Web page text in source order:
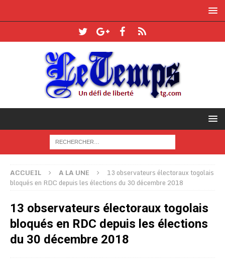
ACCUEIL A LA UNE
13 observateurs électoraux togolais
bloqués en RDC depuis les élections du 30 décembre 2018
13 observateurs électoraux togolais
bloqués en RDC depuis les élections
du 30 décembre 2018